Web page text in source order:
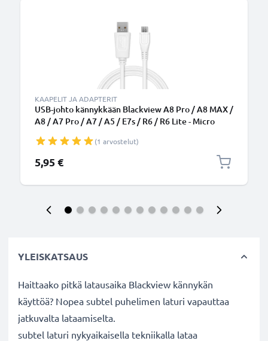
KAAPELIT JA ADAPTERIT
USB-johto kännykkään Blackview A8 Pro / A8 MAX /
A8 / A7 Pro / A7 / A5 / E7s / R6 / R6 Lite - Micro
datakaapeli
(1 arvostelut)
5,95 €
YLEISKATSAUS
Haittaako pitkä latausaika Blackview kännykän
käyttöä? Nopea subtel puhelimen laturi vapauttaa
jatkuvalta lataamiselta.
subtel laturi nykyaikaisella tekniikalla lataa